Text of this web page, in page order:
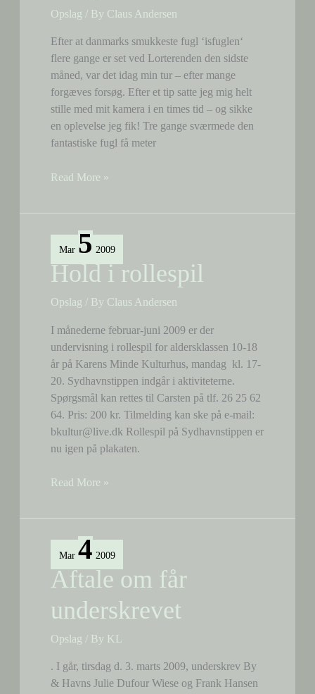
Opslag / By Claus Andersen
Efter at danmarks smukkeste fugl ‘isfuglen‘
flere gange er set ved Lorterenden den sidste
måned, var det idag min tur – efter mange
forgæves forsøg. Efter et tip satte jeg mig helt
stille med mit kamera i en times tid – og sikke
en oplevelse jeg fik! Tre gange sværmede den
fantastiske fugl få meter
Billede
Tippens
Read More »
Mar 5 2009
Hold i rollespil
Opslag / By Claus Andersen
I månederne februar-juni 2009 er der
undervisning i rollespil for aldersklassen 10-18
år på Karens Minde Kulturhus, mandag kl. 17-
20. Sydhavnstippen indgår i aktiviteterne.
Spørgsmål kan rettes til Carsten på tlf. 26 25 62
64. Pris: 200 kr. Tilmelding kan ske på e-mail:
bkultur@live.dk Rollespil på Sydhavnstippen er
nu igen på plakaten.
Hold
rollespil
Read More »
Mar 4 2009
Aftale om får
underskrevet
Opslag / By KL
. I går, tirsdag d. 3. marts 2009, underskrev By
& Havns Julie Dufour Wiese og Frank Hansen